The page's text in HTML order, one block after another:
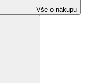
Vše o nákupu